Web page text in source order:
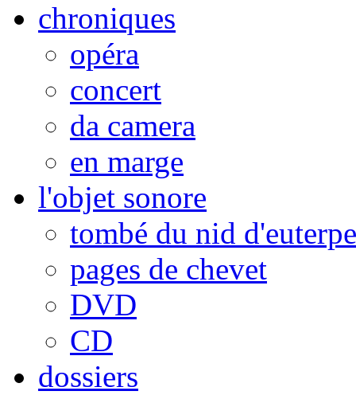
chroniques
opéra
concert
da camera
en marge
l'objet sonore
tombé du nid d'euterpe
pages de chevet
DVD
CD
dossiers